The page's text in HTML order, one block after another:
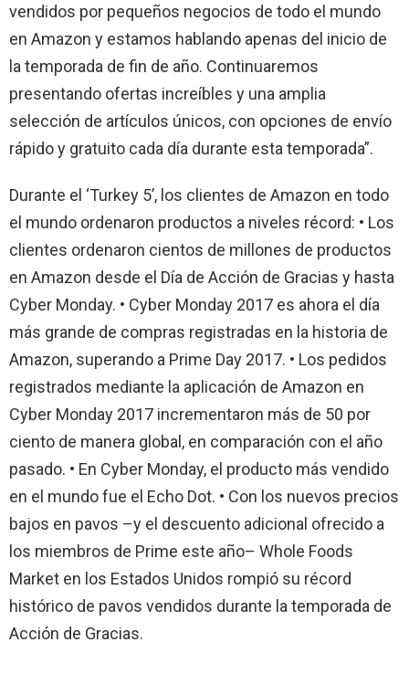
vendidos por pequeños negocios de todo el mundo
en Amazon y estamos hablando apenas del inicio de
la temporada de fin de año. Continuaremos
presentando ofertas increíbles y una amplia
selección de artículos únicos, con opciones de envío
rápido y gratuito cada día durante esta temporada”.
Durante el ‘Turkey 5’, los clientes de Amazon en todo
el mundo ordenaron productos a niveles récord: • Los
clientes ordenaron cientos de millones de productos
en Amazon desde el Día de Acción de Gracias y hasta
Cyber Monday. • Cyber Monday 2017 es ahora el día
más grande de compras registradas en la historia de
Amazon, superando a Prime Day 2017. • Los pedidos
registrados mediante la aplicación de Amazon en
Cyber Monday 2017 incrementaron más de 50 por
ciento de manera global, en comparación con el año
pasado. • En Cyber Monday, el producto más vendido
en el mundo fue el Echo Dot. • Con los nuevos precios
bajos en pavos –y el descuento adicional ofrecido a
los miembros de Prime este año– Whole Foods
Market en los Estados Unidos rompió su récord
histórico de pavos vendidos durante la temporada de
Acción de Gracias.